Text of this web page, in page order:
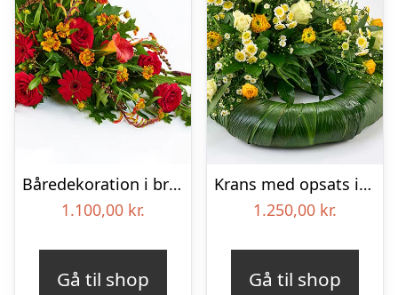
Båredekoration i brændte farver – Blomster til begravelse
1.100,00 kr.
Gå til shop
Krans med opsats i gule farver – Blomster til begravelse
1.250,00 kr.
Gå til shop